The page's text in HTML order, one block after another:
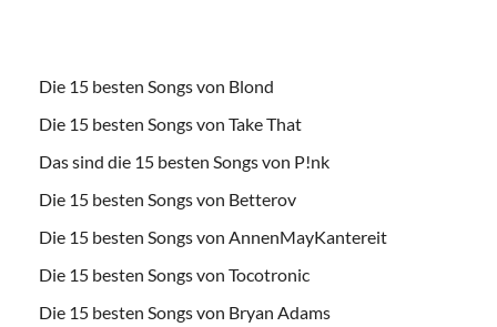
Die 15 besten Songs von Blond
Die 15 besten Songs von Take That
Das sind die 15 besten Songs von P!nk
Die 15 besten Songs von Betterov
Die 15 besten Songs von AnnenMayKantereit
Die 15 besten Songs von Tocotronic
Die 15 besten Songs von Bryan Adams